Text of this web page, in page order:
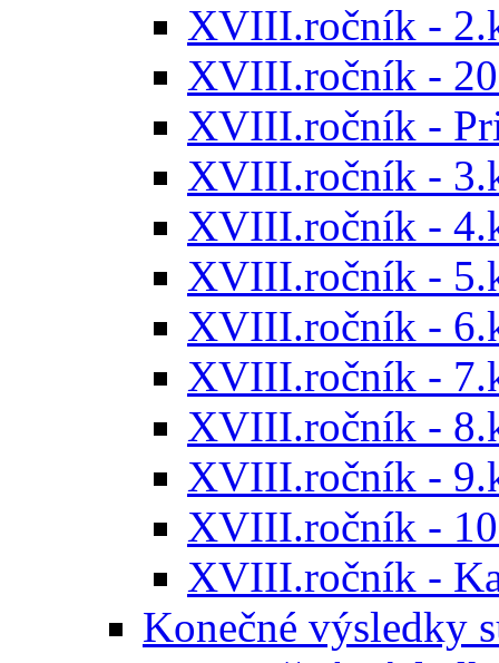
XVIII.ročník -
XVIII.ročník -
XVIII.ročník -
XVIII.ročník -
XVIII.ročník -
XVIII.ročník -
XVIII.ročník -
XVIII.ročník -
XVIII.ročník -
XVIII.ročník -
XVIII.ročník -
XVIII.ročník -
Konečné výsledky